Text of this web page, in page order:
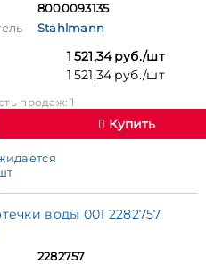
8000093135
Stahlmann
1 521,34 руб./шт
1 521,34 руб./шт
продаж: 1
Купить
воды 001 2282757
2282757